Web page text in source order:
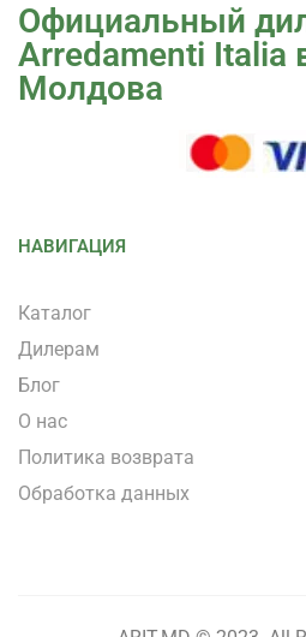
Официальный
Arredamenti Italia
Молдова
НАВИГАЦИЯ
Каталог
Дилерам
Блог
О нас
Политика возврата
Обработка данных